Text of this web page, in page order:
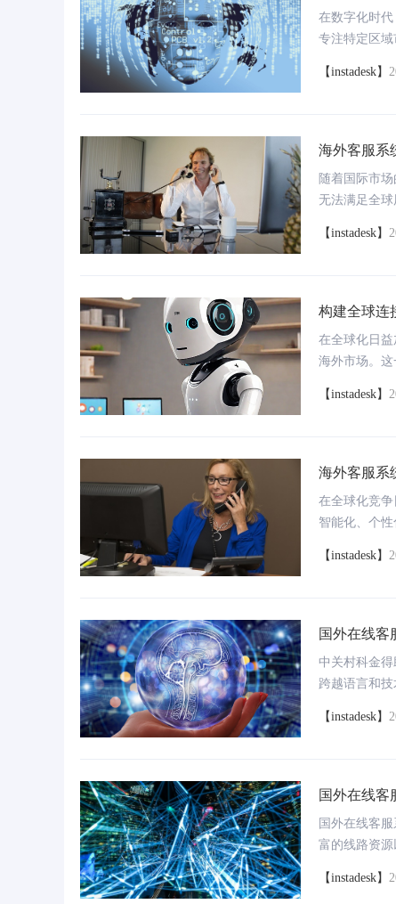
在数字化时
专注特定区
立足之本。
何通过引入
【instadesk】
海外客服系
随着国际市
无法满足全
限制，为不
成多种渠道
【instadesk】
构建全球连
升级
在全球化日
海外市场。
关键。然而
此，一套高
【instadesk】
海外客服系
在全球化竞
智能化、个
争力。这家
服系统在全
【instadesk】
国外在线客
务
中关村科金
跨越语言和
球范围内提
【instadesk】
国外在线客
国外在线客
富的线路资
问题，还提
【instadesk】
约100通/天缩减到约10通/天
信通院“大规模预训练模型技术和应用评估
方法-模型运营参编单位”
知识库